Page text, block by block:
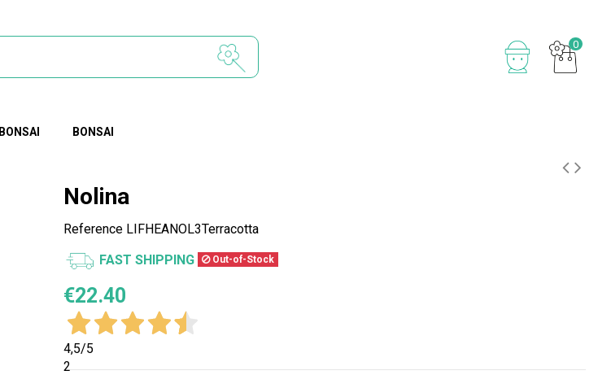
0
BONSAI BONSAI
Nolina
Reference LIFHEANOL3Terracotta
FAST SHIPPING Out-of-Stock
€22.40
4,5/5
2